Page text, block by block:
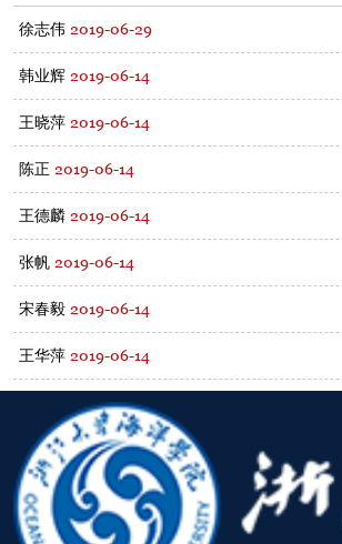
徐志伟 2019-06-29
韩业辉 2019-06-14
王晓萍 2019-06-14
陈正 2019-06-14
王德麟 2019-06-14
张帆 2019-06-14
宋春毅 2019-06-14
王华萍 2019-06-14